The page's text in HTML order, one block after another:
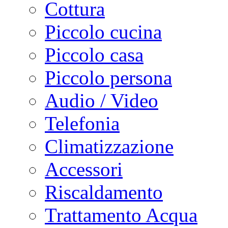
Cottura
Piccolo cucina
Piccolo casa
Piccolo persona
Audio / Video
Telefonia
Climatizzazione
Accessori
Riscaldamento
Trattamento Acqua